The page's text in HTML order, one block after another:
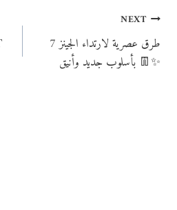
NEXT
7 طرق عصرية لارتداء الجينز
بأسلوب جديد وأنيق 👖✨